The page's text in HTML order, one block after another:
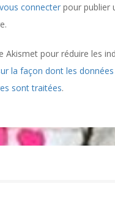
vous connecter pour publier
Akismet pour réduire les
la façon dont les
sont traitées.